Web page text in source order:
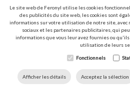
Politique en matière
Politique de
Plan du site
Conditions générales
Conception du site web
Le site web de Feronyl utilise les cookies
des publicités du site web, les cookies sont
informations sur votre utilisation de notre site, avec
sociaux et les partenaires publicitaires, qui
informations que vous leur avez fournies ou
utilisation de leurs
Fonctionnels
Afficher les détails Acceptez la sélection
DOWNLOADS LANGUE